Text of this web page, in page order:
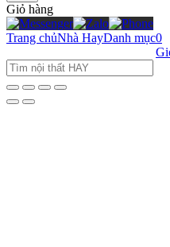
Giỏ hàng
Trang chủNhà HayDanh mục0